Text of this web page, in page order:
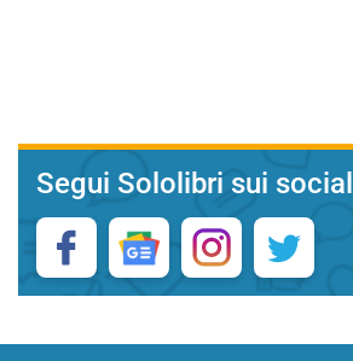
Segui Sololibri sui social